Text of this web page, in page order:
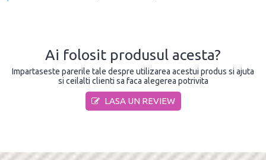
Ai folosit produsul acesta?
Impartaseste parerile tale despre utilizarea acestui produs si ajuta
si ceilalti clienti sa faca alegerea potrivita
LASA UN REVIEW